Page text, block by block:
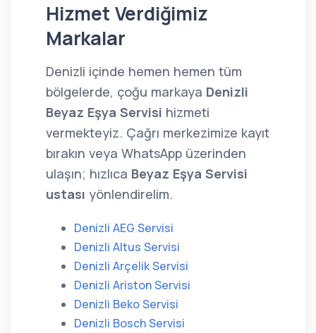
Hizmet Verdiğimiz
Markalar
Denizli içinde hemen hemen tüm
bölgelerde, çoğu markaya Denizli
Beyaz Eşya Servisi hizmeti
vermekteyiz. Çağrı merkezimize kayıt
bırakın veya WhatsApp üzerinden
ulaşın; hızlıca Beyaz Eşya Servisi
ustası yönlendirelim.
Denizli AEG Servisi
Denizli Altus Servisi
Denizli Arçelik Servisi
Denizli Ariston Servisi
Denizli Beko Servisi
Denizli Bosch Servisi